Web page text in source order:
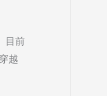
目前
越